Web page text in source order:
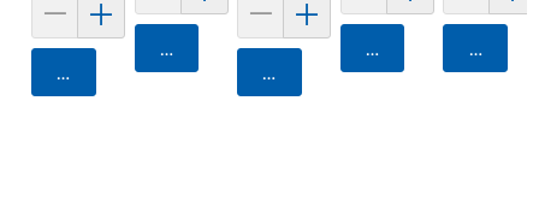
Agregar
Agregar
Agregar
Agregar